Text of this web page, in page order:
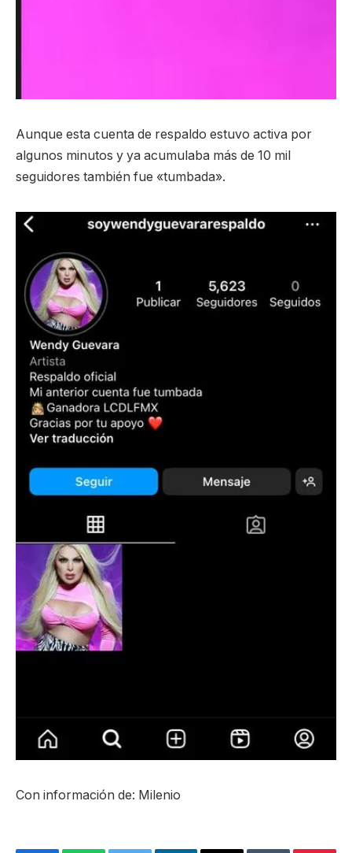
Aunque esta cuenta de respaldo estuvo activa por
algunos minutos y ya acumulaba más de 10 mil
seguidores también fue «tumbada».
Con información de: Milenio